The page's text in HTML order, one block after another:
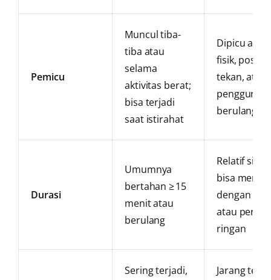
Pemicu
Muncul tiba-
tiba atau
selama
aktivitas berat;
bisa terjadi
saat istirahat
Dipicu
fisik, postur,
tekan, atau
berulang
Durasi
Umumnya
bertahan ≥ 15
menit atau
berulang
Relatif
bisa
dengan
atau
ringan
Sering terjadi,
Jarang